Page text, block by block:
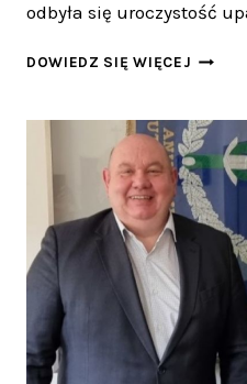
odbyła się uroczystość
DOWIEDZ SIĘ WIĘCEJ PAMIĘĆ
NIE
GAŚNIE
–
82.